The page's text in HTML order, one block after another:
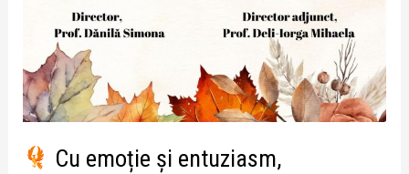
Cu emoție și entuziasm,
porțile
către
un
nou
an
un